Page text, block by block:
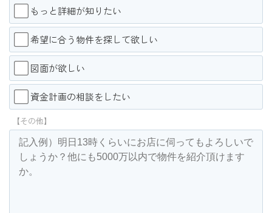
もっと詳細が知りたい
希望に合う物件を探して欲しい
図面が欲しい
資金計画の相談をしたい
【その他】